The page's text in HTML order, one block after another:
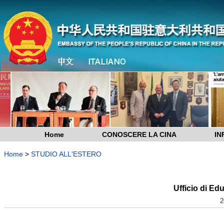
Home CONOSCERE LA CINA
Home > STUDIO ALL'ESTERO
Ufficio di